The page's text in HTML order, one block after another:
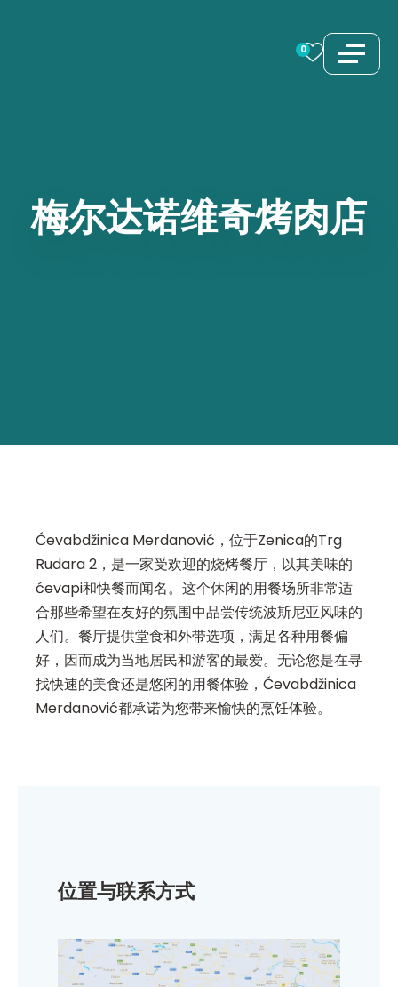
0
梅尔达诺维奇烤肉店
Ćevabdžinica Merdanović，位于Zenica的Trg
Rudara 2，是一家受欢迎的烧烤餐厅，以其美味的
ćevapi和快餐而闻名。这个休闲的用餐场所非常适
合那些希望在友好的氛围中品尝传统波斯尼亚风味的
人们。餐厅提供堂食和外带选项，满足各种用餐偏
好，因而成为当地居民和游客的最爱。无论您是在寻
找快速的美食还是悠闲的用餐体验，Ćevabdžinica
Merdanović都承诺为您带来愉快的烹饪体验。
位置与联系方式